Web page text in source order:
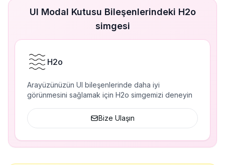
UI Modal Kutusu Bileşenlerindeki H2o
simgesi
H2o
Arayüzünüzün UI bileşenlerinde daha iyi
görünmesini sağlamak için H2o simgemizi deneyin
Bize Ulaşın